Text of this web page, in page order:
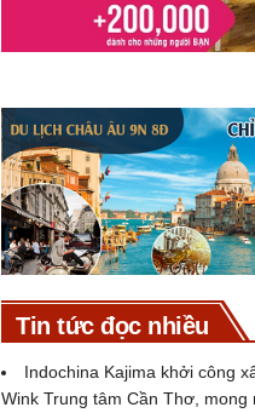
Tin tức đọc nhiều
Indochina Kajima khởi công
Wink Trung tâm Cần Thơ, mong